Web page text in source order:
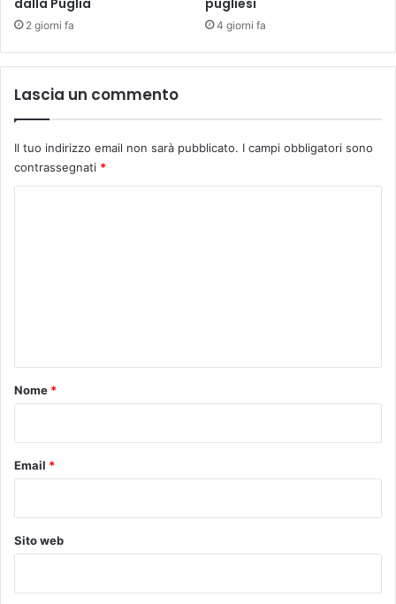
dalla Puglia
2 giorni fa
pugliesi
4 giorni fa
Lascia un commento
Il tuo indirizzo email non sarà pubblicato. I campi obbligatori sono
contrassegnati *
o
Nome *
Email *
Sito web